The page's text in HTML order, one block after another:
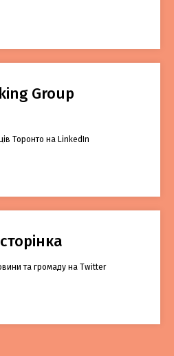
Group
Торонто на LinkedIn
та громаду на Twitter